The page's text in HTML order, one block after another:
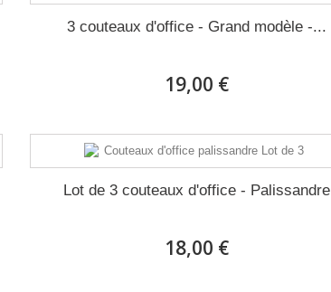
3 couteaux d'office - Grand modèle -...
19,00 €
Lot de 3 couteaux d'office - Palissandre
18,00 €